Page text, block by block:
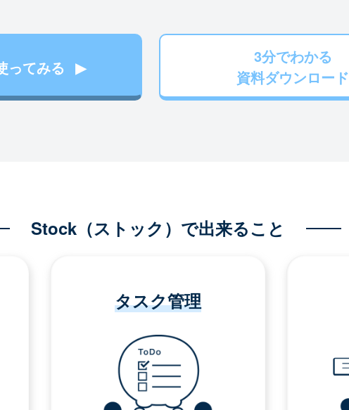
ってみる
3分でわかる
資料ダウンロード
Stock（ストック）で出来ること
タスク管理